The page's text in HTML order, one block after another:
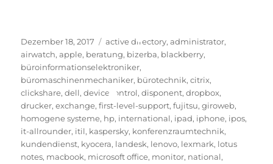
Veröffentlicht
am
Dezember 18, 2017 Schlagwörter
active directory,administrator,
airwatch,apple, beratung, bizerba, blackberry,
büroinformationselektroniker,
büromaschinenmechaniker, bürotechnik,citrix,
clickshare,dell,devicecontrol,disponent,dropbox,
drucker,exchange,first-level-support,fujitsu,giroweb,
homogene systeme, hp, international, ipad, iphone, ipos,
it-allrounder, itil, kaspersky, konferenzraumtechnik,
kundendienst, kyocera, landesk, lenovo, lexmark, lotus
notes, macbook, microsoft office, monitor, national,